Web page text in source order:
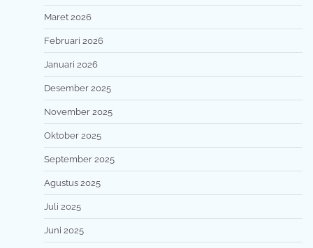
Maret 2026
Februari 2026
Januari 2026
Desember 2025
November 2025
Oktober 2025
September 2025
Agustus 2025
Juli 2025
Juni 2025